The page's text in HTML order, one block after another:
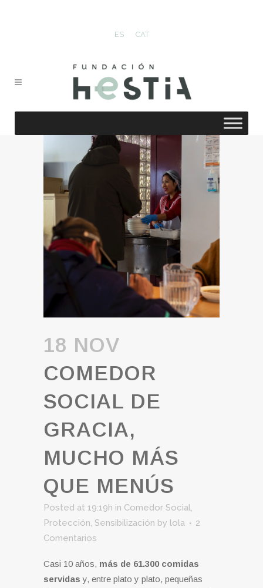
ES CAT
18 NOV
COMEDOR
SOCIAL DE
GRACIA,
MUCHO MÁS
QUE MENÚS
Posted at 19:19h in Comedor Social,
Protección, Sensibilización by lola
2
Comentarios
Casi 10 años, más de 61.300 comidas
servidas y, entre plato y plato, pequeñas